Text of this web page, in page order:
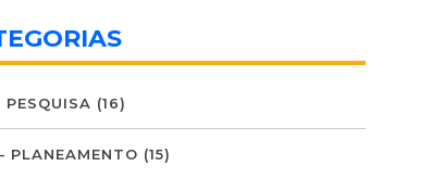
PESQUISA (16)
PLANEAMENTO (15)